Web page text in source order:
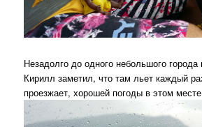
Незадолго до одного небольшого
Кирилл заметил, что там льет каждый
проезжает, хорошей погоды в этом